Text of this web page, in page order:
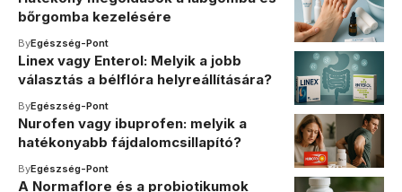
bőrgomba kezelésére
ByEgészség-Pont
Linex vagy Enterol: Melyik a jobb
választás a bélflóra helyreállítására?
ByEgészség-Pont
Nurofen vagy ibuprofen: melyik a
hatékonyabb fájdalomcsillapító?
ByEgészség-Pont
A Normaflore és a probiotikumok